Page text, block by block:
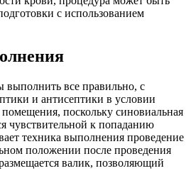
с использованием
выполнить все правильно, с
и антисептики в условии
поскольку синовиальная
чувствительной к попаданию
техника выполнения проведение
положении после проведения
валик, позволяющий